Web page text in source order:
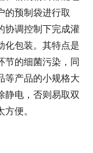
的预制袋进行取
协调控制下完成灌
化包装。其特点是
节的细菌污染，同
等产品的小规格大
静电，否则易取双
便。